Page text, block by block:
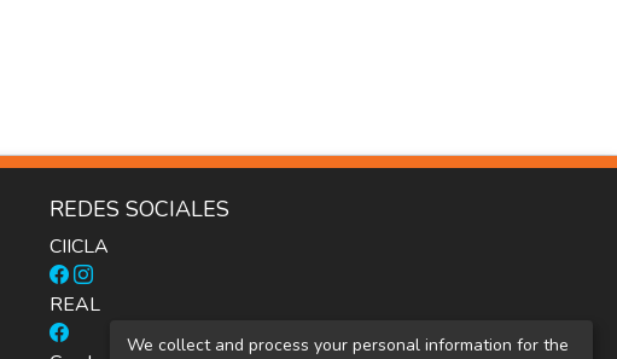
REDES SOCIALES
CIICLA
REAL
We collect and process your personal information for the